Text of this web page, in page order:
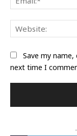
Save my
next time I